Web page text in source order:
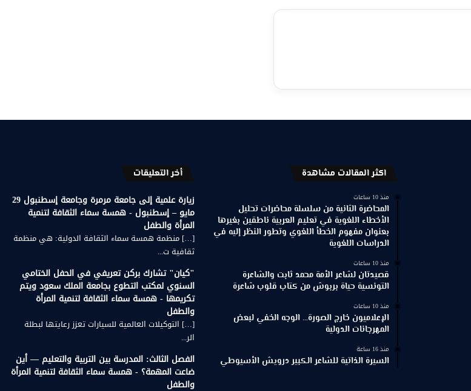
اكثر المقالات مشاهدة
منذ 10 ساعات
المحاضرة الثانية من سلسلة محاضرات تحليل
الأخطاء اللغوية في تعليم العربية ناطقين بغيرها
بعنوان مفهوم الخطأ اللغوي وتطور النظر إليه في
الدراسات اللغوية
منذ 10 ساعات
قصيدتان لشاعر الأمة محمد ثابت والشاعرة
التونسية حياة بربوش من كتاب قلوب شاعرة
منذ 10 ساعات
الإعلاميون خارج الصورة… الوجه الخفي لبعض
المهرجانات الدولية
منذ 16 ساعة
السيرة الذاتية للشاعر الكبير درويش الأسيوطي
أخر التعليقات
زيارة علمية إلى جامعة مرمرة وجامعة إسطنبول 29
مايو – إسطنبول - همسة سماء الثقافة لتنمية
المرأة والطفل
[…] منظمة همسة سماء الثقافة الدولية: هي منظمة
ثقافية ت...
"كيان" تشارك بركن تعريفي في الحفل الختامي
السنوي لمكتب التطوع بجامعة الملك سعود ويتم
تكريمها - همسة سماء الثقافة لتنمية المرأة
والطفل
[…] التوكيلات العالمية للسيارات تعزز رعايتها لبطلة
الر...
الفصل الثالث: المدرسة بين التربية والتعليم — أين
ضاعت المهمة؟ - همسة سماء الثقافة لتنمية المرأة
والطفل